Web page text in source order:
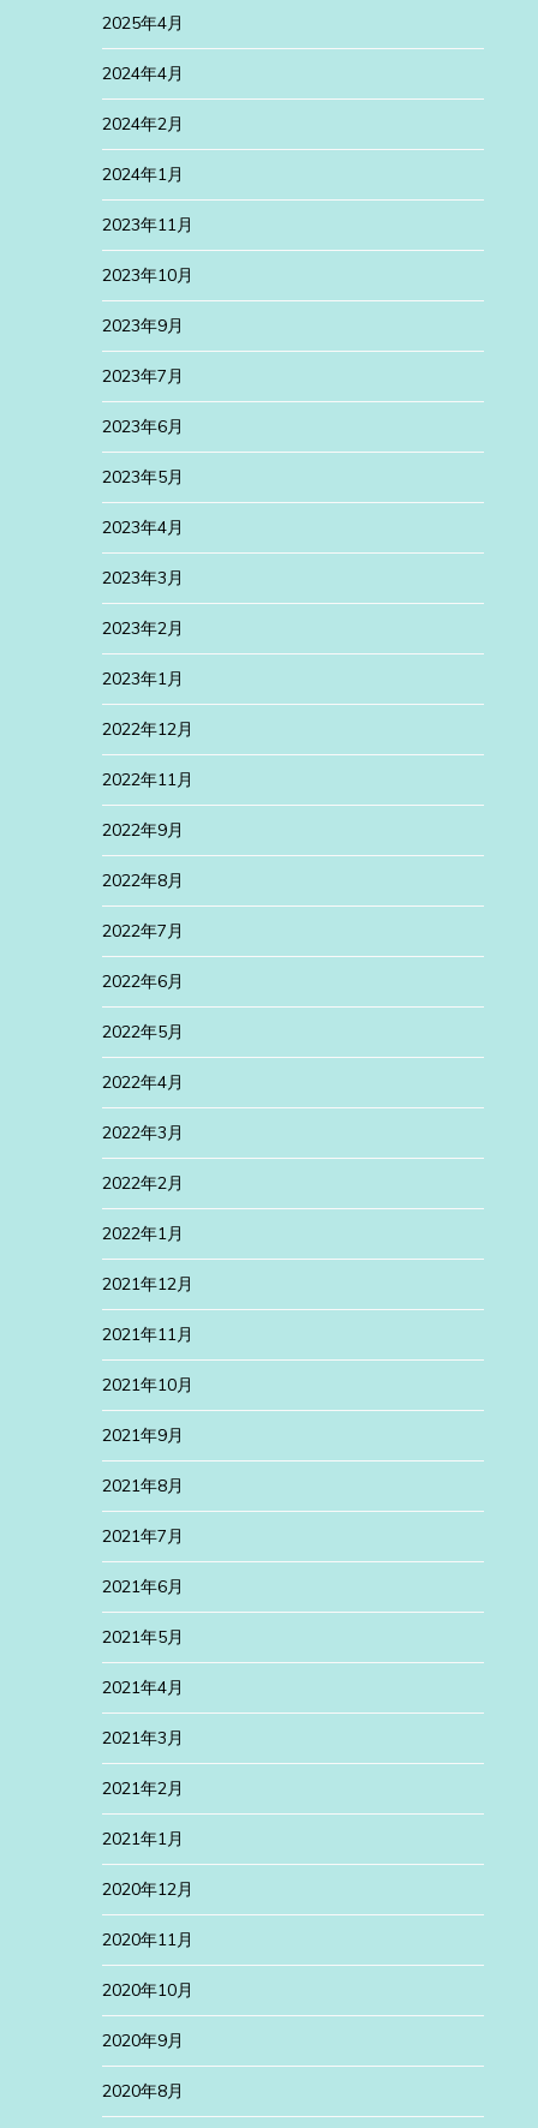
2025年4月
2024年4月
2024年2月
2024年1月
2023年11月
2023年10月
2023年9月
2023年7月
2023年6月
2023年5月
2023年4月
2023年3月
2023年2月
2023年1月
2022年12月
2022年11月
2022年9月
2022年8月
2022年7月
2022年6月
2022年5月
2022年4月
2022年3月
2022年2月
2022年1月
2021年12月
2021年11月
2021年10月
2021年9月
2021年8月
2021年7月
2021年6月
2021年5月
2021年4月
2021年3月
2021年2月
2021年1月
2020年12月
2020年11月
2020年10月
2020年9月
2020年8月